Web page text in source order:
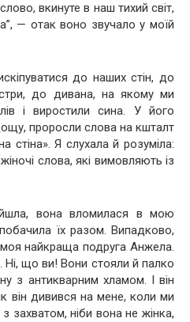
вкинуте в наш тихий світ,
— отак воно звучало у моїй
до наших стін, до
до дивана, на якому ми
і виростили сина. У його
проросли слова на кшталт
стіна». Я слухала й розуміла:
слова, які вимовляють із
вона вломилася в мою
їх разом. Випадково,
моя найкраща подруга Анжела.
Ні, що ви! Вони стояли й палко
з антикварним хламом. І він
він дивився на мене, коли ми
захватом, ніби вона не жінка,